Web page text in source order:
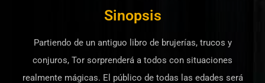
Sinopsis
Partiendo de un antiguo libro de brujerías, trucos y
conjuros, Tor sorprenderá a todos con situaciones
realmente mágicas. El público de todas las edades será